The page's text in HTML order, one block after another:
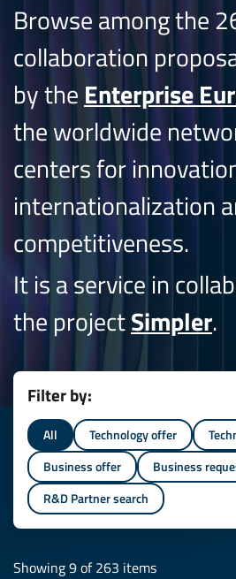
Browse among the
collaboration
by the Enterprise
the worldwide
centers for
internationalization
competitiveness.
It is a service in
the projectSimpler.
Filter by:
All Technology offer
Business offer
Business
R&D Partner search
Showing 9 of 263 items